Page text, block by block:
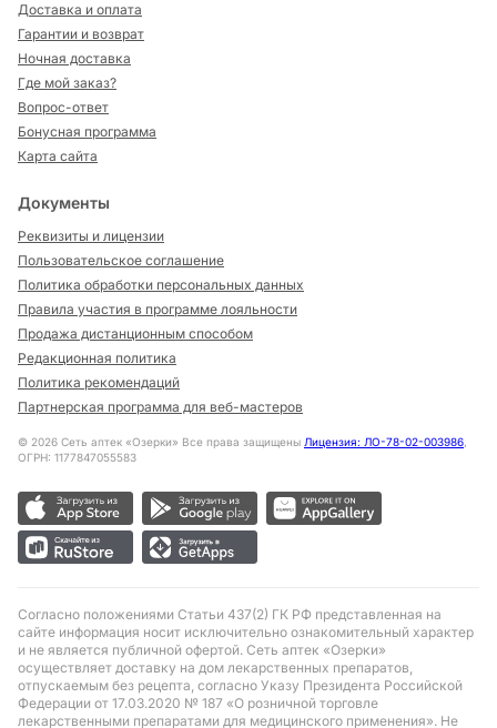
Доставка и оплата
Гарантии и возврат
Ночная доставка
Где мой заказ?
Вопрос-ответ
Бонусная программа
Карта сайта
Документы
Реквизиты и лицензии
Пользовательское соглашение
Политика обработки персональных данных
Правила участия в программе лояльности
Продажа дистанционным способом
Редакционная политика
Политика рекомендаций
Партнерская программа для веб-мастеров
© 2026 Сеть аптек «Озерки» Все права защищены Лицензия: ЛО-78-02-003986,
ОГРН: 1177847055583
Согласно положениями Статьи 437(2) ГК РФ представленная на
сайте информация носит исключительно ознакомительный характер
и не является публичной офертой. Сеть аптек «Озерки»
осуществляет доставку на дом лекарственных препаратов,
отпускаемым без рецепта, согласно Указу Президента Российской
Федерации от 17.03.2020 № 187 «О розничной торговле
лекарственными препаратами для медицинского применения». Не